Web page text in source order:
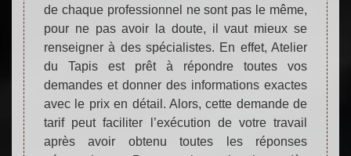
de chaque professionnel ne sont pas le même,
pour ne pas avoir la doute, il vaut mieux se
renseigner à des spécialistes. En effet, Atelier
du Tapis est prêt à répondre toutes vos
demandes et donner des informations exactes
avec le prix en détail. Alors, cette demande de
tarif peut faciliter l’exécution de votre travail
après avoir obtenu toutes les réponses